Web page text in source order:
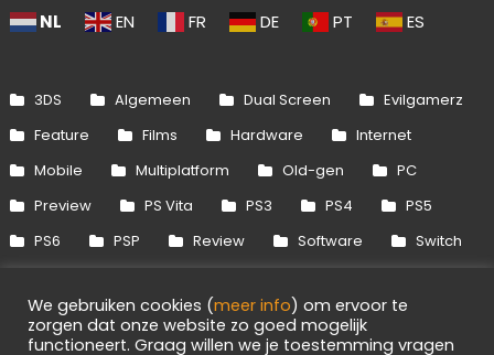
NL EN FR DE PT ES
3DS Algemeen Dual Screen
Evilgamerz
Feature
Films Hardware
Internet
Mobile
Multiplatform Old-gen
PC
Preview
PS Vita PS3 PS4
PS5
PS6
PSP Review Software
Switch
Xbox 360
Xbox One Xbox Series
We gebruiken cookies (meer info) om ervoor te
zorgen dat onze website zo goed mogelijk
functioneert. Graag willen we je toestemming vragen